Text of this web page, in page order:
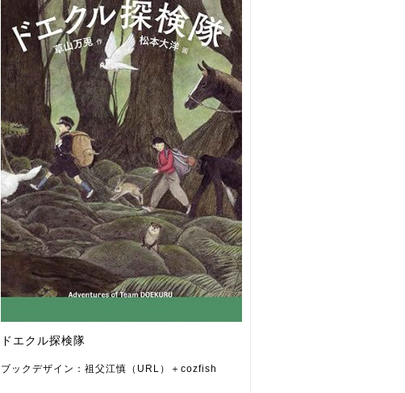
ドエクル探検隊
ブックデザイン：祖父江慎（URL）＋cozfish